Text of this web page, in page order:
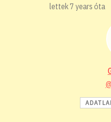
lettek7 years óta